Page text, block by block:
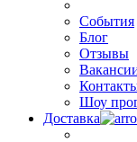
События
Блог
Отзывы
Шоу
Доставка